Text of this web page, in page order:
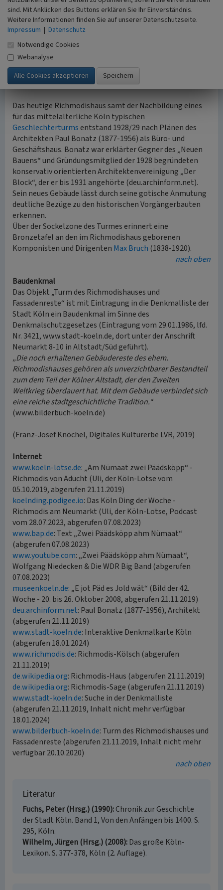
Die beiden Pferdeköpfe am Wendeltreppenturm sind seit
frühestens 1687 bezeugt. Die aus der Neugotik von
Christoph Stephan (1797-1864) stammenden hölzernen
„Päädsköpp“ verbrannten im Zweiten Weltkrieg, als das
Richmodishaus bis auf den Turm und Teile der Fassade fast
völlig zerstört wurde. Die heute aus dem Treppenturm
schauenden Pferdeköpfe stammen von 1958 und wurden
vom Bildhauer Wilhelm Müller-Maus gestaltet.
Das heutige Richmodishaus samt der Nachbildung eines
für das mittelalterliche Köln typischen
Geschlechterturms entstand 1928/29 nach Plänen des
Architekten Paul Bonatz (1877-1956) als Büro- und
Geschäftshaus. Bonatz war erklärter Gegner des „Neuen
Bauens“ und Gründungsmitglied der 1928 begründeten
konservativ orientierten Architektenvereinigung „Der
Block“, der er bis 1931 angehörte (deu.archinform.net).
Sein neues Gebäude lässt durch seine gotische Anmutung
deutliche Bezüge zu den historischen Vorgängerbauten
erkennen.
Über der Sockelzone des Turmes erinnert eine
Bronzetafel an den im Richmodishaus geborenen
Komponisten und Dirigenten Max Bruch (1838-1920).
nach oben
Baudenkmal
Das Objekt „Turm des Richmodishauses und
Fassadenreste“ ist mit Eintragung in die Denkmalliste der
Stadt Köln ein Baudenkmal im Sinne des
Denkmalschutzgesetzes (Eintragung vom 29.01.1986, lfd.
Nr. 3421, www.stadt-koeln.de, dort unter der Anschrift
Neumarkt 8-10 in Altstadt/Süd geführt).
„Die noch erhaltenen Gebäudereste des ehem.
Richmodishauses gehören als unverzichtbarer Bestandteil
zum dem Teil der Kölner Altstadt, der den Zweiten
Weltkrieg überdauert hat. Mit dem Gebäude verbindet sich
eine reiche stadtgeschichtliche Tradition.“
(www.bilderbuch-koeln.de)
(Franz-Josef Knöchel, Digitales Kulturerbe LVR, 2019)
Internet
www.koeln-lotse.de: „Am Nümaat zwei Päädsköpp“ -
Richmodis von Aducht (Uli, der Köln-Lotse vom
05.10.2019, abgerufen 21.11.2019)
koelnding.podigee.io: Das Köln Ding der Woche -
Richmodis am Neumarkt (Uli, der Köln-Lotse, Podcast
vom 28.07.2023, abgerufen 07.08.2023)
www.bap.de: Text „Zwei Päädsköpp ahm Nümaat“
(abgerufen 07.08.2023)
www.youtube.com: „Zwei Päädsköpp ahm Nümaat“,
Wolfgang Niedecken & Die WDR Big Band (abgerufen
07.08.2023)
museenkoeln.de: „E jot Päd es Jold wät“ (Bild der 42.
Woche - 20. bis 26. Oktober 2008, abgerufen 21.11.2019)
deu.archinform.net: Paul Bonatz (1877-1956), Architekt
(abgerufen 21.11.2019)
www.stadt-koeln.de: Interaktive Denkmalkarte Köln
(abgerufen 18.01.2024)
www.richmodis.de: Richmodis-Kölsch (abgerufen
21.11.2019)
de.wikipedia.org: Richmodis-Haus (abgerufen 21.11.2019)
de.wikipedia.org: Richmodis-Sage (abgerufen 21.11.2019)
www.stadt-koeln.de: Suche in der Denkmalliste
(abgerufen 21.11.2019, Inhalt nicht mehr verfügbar
18.01.2024)
www.bilderbuch-koeln.de: Turm des Richmodishauses und
Fassadenreste (abgerufen 21.11.2019, Inhalt nicht mehr
verfügbar 20.10.2020)
nach oben
Literatur
Fuchs, Peter (Hrsg.) (1990) Chronik zur Geschichte
der Stadt Köln. Band 1, Von den Anfängen bis 1400. S.
295, Köln.
Wilhelm, Jürgen (Hrsg.) (2008) Das große Köln-
Lexikon. S. 377-378, Köln (2. Auflage).
sind. Mit Anklicken des Buttons erklären Sie Ihr Einverständnis.
Weitere Informationen finden Sie auf unserer Datenschutzseite.
Impressum | Datenschutz
Notwendige Cookies
Webanalyse